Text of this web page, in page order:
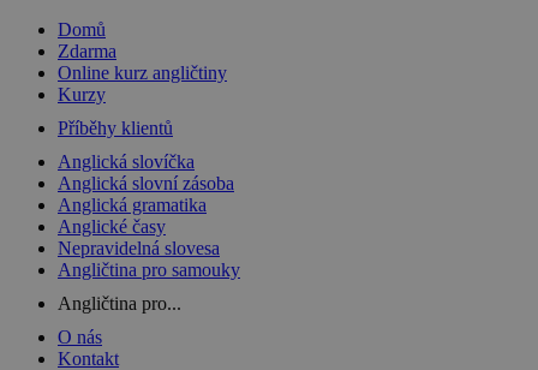
Domů
Zdarma
Online kurz angličtiny
Kurzy
Příběhy klientů
Anglická slovíčka
Anglická slovní zásoba
Anglická gramatika
Anglické časy
Nepravidelná slovesa
Angličtina pro samouky
Angličtina pro...
O nás
Kontakt